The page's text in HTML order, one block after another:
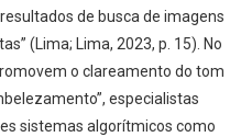
de busca de imagens
(Lima; Lima, 2023, p. 15). No
o clareamento do tom
especialistas
sistemas algorítmicos como